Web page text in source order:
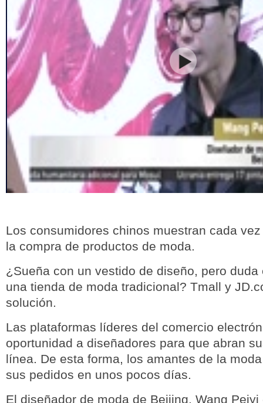
Los consumidores chinos muestran cada
la compra de productos de moda.
¿Sueña con un vestido de diseño, pero duda
una tienda de moda tradicional? Tmall y
solución.
Las plataformas líderes del comercio
oportunidad a diseñadores para que abran
línea. De esta forma, los amantes de la
sus pedidos en unos pocos días.
El diseñador de moda de Beijing, Wang Peiyi